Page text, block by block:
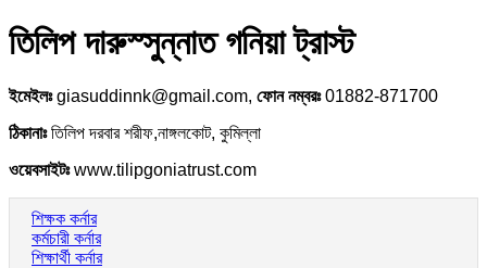
তিলিপ দারুস্সুন্নাত গনিয়া ট্রাস্ট
ইমেইলঃgiasuddinnk@gmail.com, ফোন নম্বরঃ01882-871700
ঠিকানাঃতিলিপ দরবার শরীফ,নাঙ্গলকোট, কুমিল্লা
ওয়েবসাইটঃwww.tilipgoniatrust.com
শিক্ষক কর্নার
কর্মচারী কর্নার
শিক্ষার্থী কর্নার